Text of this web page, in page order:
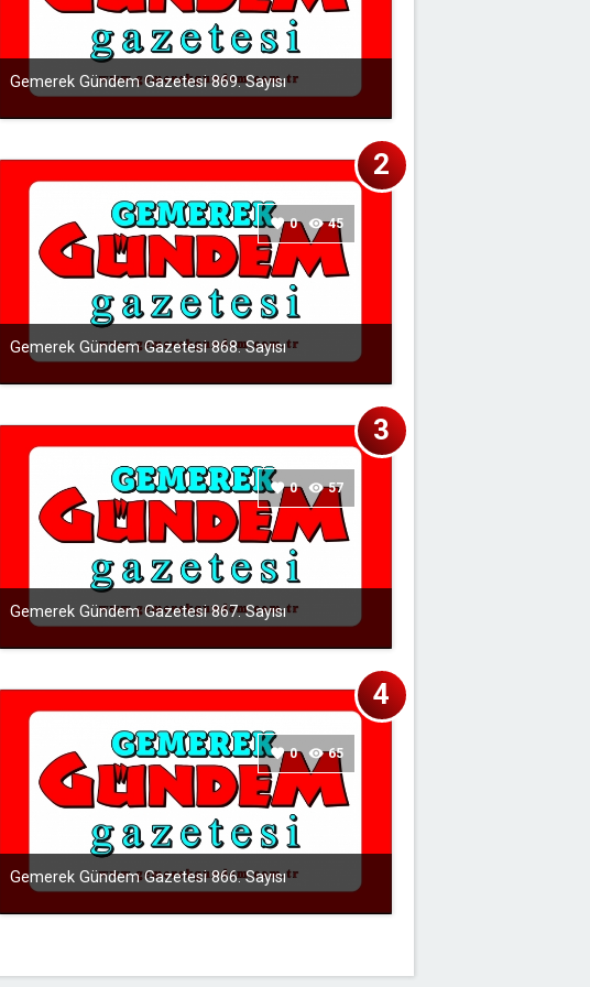
Gemerek Gündem Gazetesi 869. Sayısı
Gemerek Gündem Gazetesi 868. Sayısı
favorite 0 visibility 45
Gemerek Gündem Gazetesi 867. Sayısı
favorite 0 visibility 57
Gemerek Gündem Gazetesi 866. Sayısı
favorite 0 visibility 65